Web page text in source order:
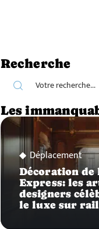
Recherche
Les
Déplacement
Décoration de
Express: les
designers
le luxe sur